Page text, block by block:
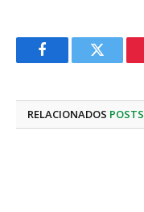
FacebookTwitter
RELACIONADOS POSTS